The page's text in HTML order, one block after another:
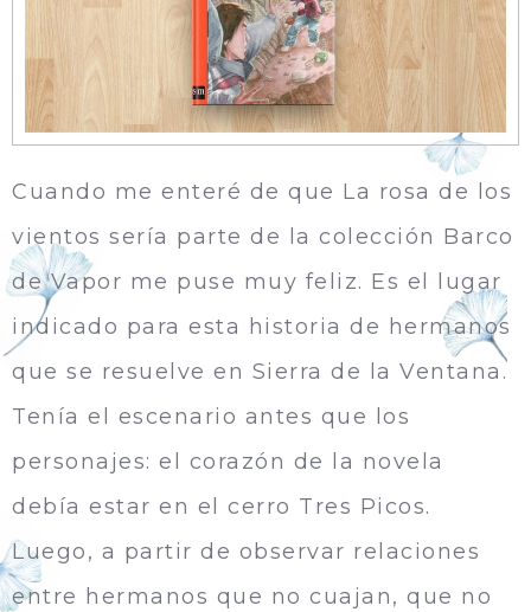
Cuando me enteré de que La rosa de los
vientos sería parte de la colección Barco
de Vapor me puse muy feliz. Es el lugar
indicado para esta historia de hermanos
que se resuelve en Sierra de la Ventana.
Tenía el escenario antes que los
personajes: el corazón de la novela
debía estar en el cerro Tres Picos.
Luego, a partir de observar relaciones
entre hermanos que no cuajan, que no